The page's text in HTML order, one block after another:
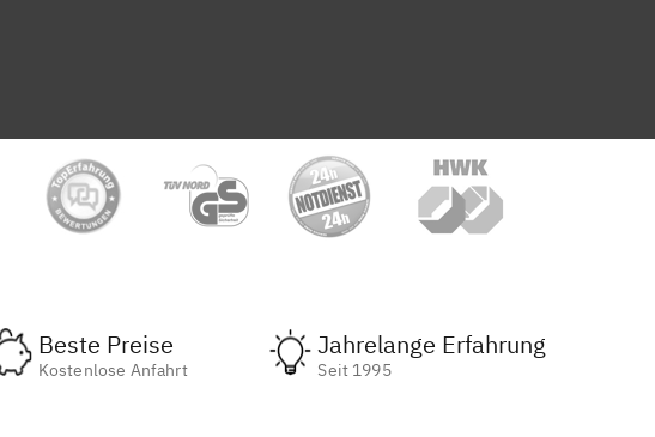
Beste Preise
Kostenlose Anfahrt
Jahrelange Erfahrung
Seit 1995